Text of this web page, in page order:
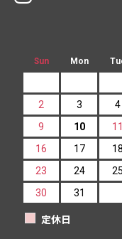
Sun Mon
2
3 4
9
10 11
16
17 18
23
24 25
30
31
定休日